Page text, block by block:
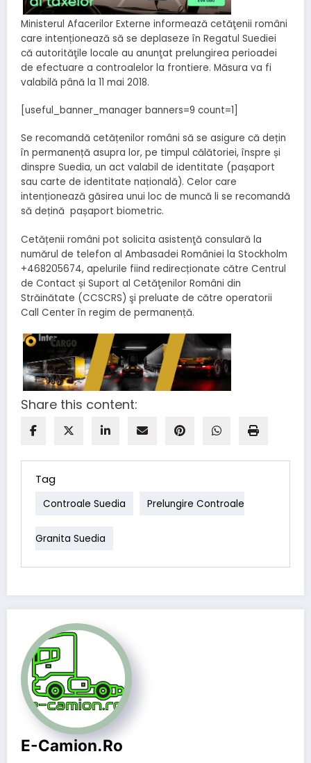
Ministerul Afacerilor Externe informează cetăţenii români
care intenționează să se deplaseze în Regatul Suediei
că autorităţile locale au anunţat prelungirea perioadei
de efectuare a controalelor la frontiere. Măsura va fi
valabilă până la 11 mai 2018.
[useful_banner_manager banners=9 count=1]
Se recomandă cetățenilor români să se asigure că dețin
în permanență asupra lor, pe timpul călătoriei, înspre și
dinspre Suedia, un act valabil de identitate (pașaport
sau carte de identitate națională). Celor care
intenționează găsirea unui loc de muncă li se recomandă
să dețină pașaport biometric.
Cetățenii români pot solicita asistenţă consulară la
numărul de telefon al Ambasadei României la Stockholm
+468205674, apelurile fiind redirecționate către Centrul
de Contact și Suport al Cetăţenilor Români din
Străinătate (CCSCRS) şi preluate de către operatorii
Call Center în regim de permanență.
Share this content:
Tag
Controale Suedia Prelungire Controale
Granita Suedia
E-Camion.ro